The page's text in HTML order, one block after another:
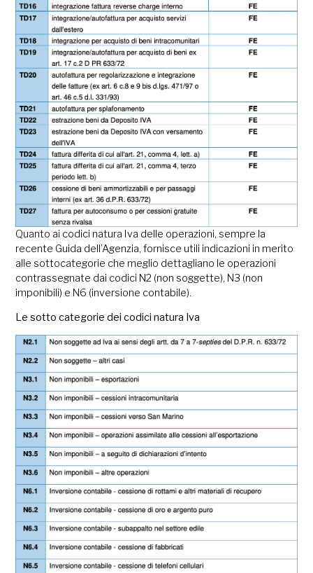
Quanto ai codici natura Iva delle operazioni, sempre la
recente Guida dell’Agenzia, fornisce utili indicazioni in merito
alle sottocategorie che meglio dettagliano le operazioni
contrassegnate dai codici N2 (non soggette), N3 (non
imponibili) e N6 (inversione contabile).
Le sotto categorie dei codici natura Iva